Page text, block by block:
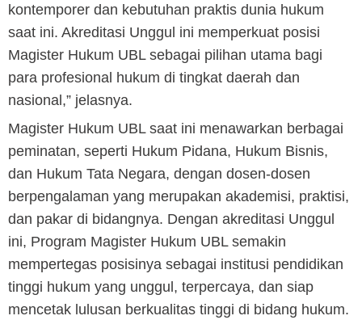
kontemporer dan kebutuhan praktis dunia hukum
saat ini. Akreditasi Unggul ini memperkuat posisi
Magister Hukum UBL sebagai pilihan utama bagi
para profesional hukum di tingkat daerah dan
nasional,” jelasnya.
Magister Hukum UBL saat ini menawarkan berbagai
peminatan, seperti Hukum Pidana, Hukum Bisnis,
dan Hukum Tata Negara, dengan dosen-dosen
berpengalaman yang merupakan akademisi, praktisi,
dan pakar di bidangnya. Dengan akreditasi Unggul
ini, Program Magister Hukum UBL semakin
mempertegas posisinya sebagai institusi pendidikan
tinggi hukum yang unggul, terpercaya, dan siap
mencetak lulusan berkualitas tinggi di bidang hukum.